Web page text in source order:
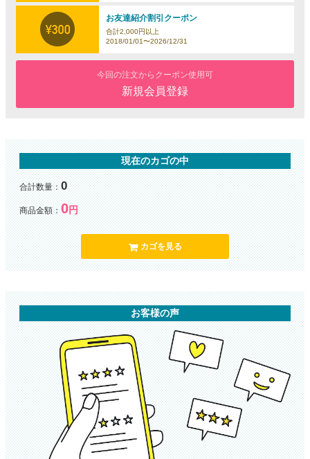
お友達紹介割引クーポン
合計2,000円以上
2018/01/01〜2026/12/31
今回の注文からクーポン使用可
新規会員登録
現在のカゴの中
合計数量： 0
商品金額： 0円
カゴを見る
お客様の声